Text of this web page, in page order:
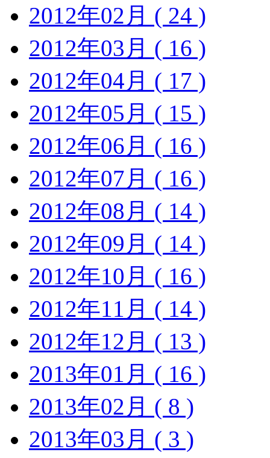
2012年02月 ( 24 )
2012年03月 ( 16 )
2012年04月 ( 17 )
2012年05月 ( 15 )
2012年06月 ( 16 )
2012年07月 ( 16 )
2012年08月 ( 14 )
2012年09月 ( 14 )
2012年10月 ( 16 )
2012年11月 ( 14 )
2012年12月 ( 13 )
2013年01月 ( 16 )
2013年02月 ( 8 )
2013年03月 ( 3 )